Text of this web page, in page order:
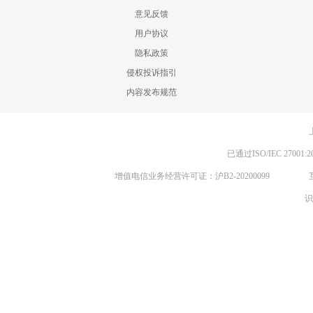
意见反馈
用户协议
隐私政策
侵权投诉指引
内容发布规范
已通过ISO/IEC
增值电信业务经营许可证：沪B2-20200099